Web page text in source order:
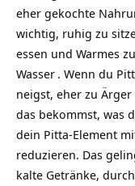
eher gekochte
wichtig, ruhig zu
essen und Warmes
Wasser . Wenn du
neigst, eher zu Ärger
das bekommst, was
dein Pitta-Element
reduzieren. Das
kalte Getränke,